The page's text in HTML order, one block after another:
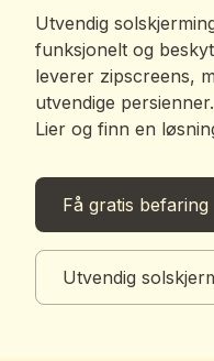
Utvendig
funksjonelt og
leverer zipscreens,
utvendige
Lier og finn en
Få gratis befaring
Utvendig